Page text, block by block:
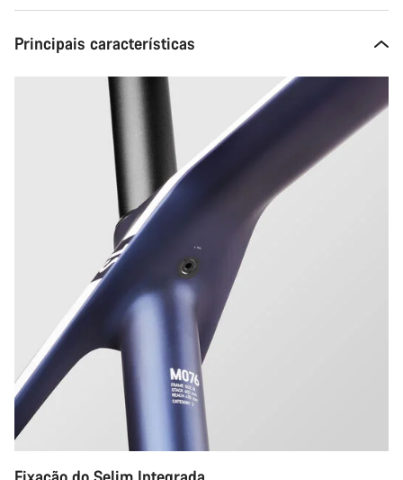
Principais características